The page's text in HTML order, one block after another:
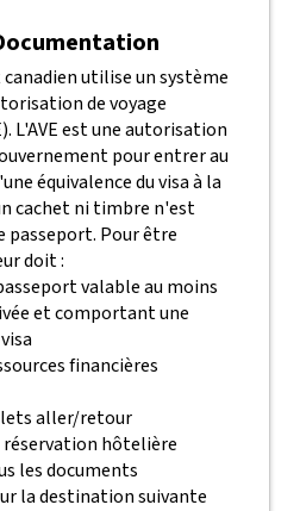
utilise un système
de voyage
L'AVE est une autorisation
pour entrer au
équivalence du visa à la
cachet ni timbre n'est
passeport. Pour être
doit :
valable au moins
et comportant une
financières
aller/retour
réservation hôtelière
les documents
la destination suivante